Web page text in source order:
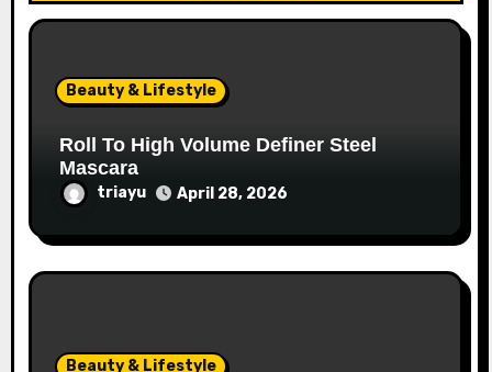
Beauty & Lifestyle
Roll To High Volume Definer Steel
Mascara
triayu April 28, 2026
Beauty & Lifestyle